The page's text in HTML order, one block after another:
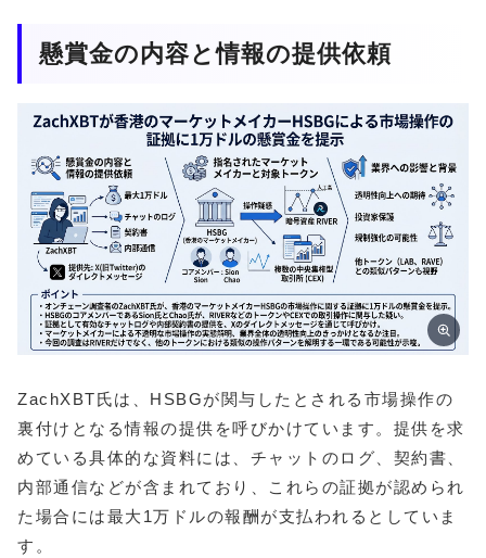
懸賞金の内容と情報の提供依頼
ZachXBT氏は、HSBGが関与したとされる市場操作の
裏付けとなる情報の提供を呼びかけています。提供を求
めている具体的な資料には、チャットのログ、契約書、
内部通信などが含まれており、これらの証拠が認められ
た場合には最大1万ドルの報酬が支払われるとしていま
す。